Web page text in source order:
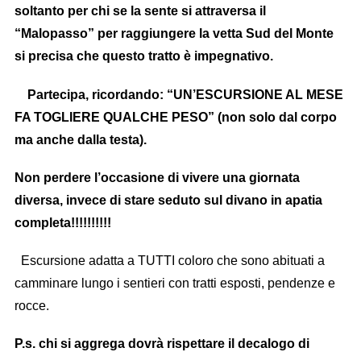
soltanto per chi se la sente si attraversa il
“Malopasso” per raggiungere la vetta Sud del Monte
si precisa che questo tratto è impegnativo.
Partecipa, ricordando: “UN’ESCURSIONE AL MESE
FA TOGLIERE QUALCHE PESO” (non solo dal corpo
ma anche dalla testa).
Non perdere l’occasione di vivere una giornata
diversa, invece di stare seduto sul divano in apatia
completa!!!!!!!!!!
Escursione adatta a TUTTI coloro che sono abituati a
camminare lungo i sentieri con tratti esposti, pendenze e
rocce.
P.s. chi si aggrega dovrà rispettare il decalogo di